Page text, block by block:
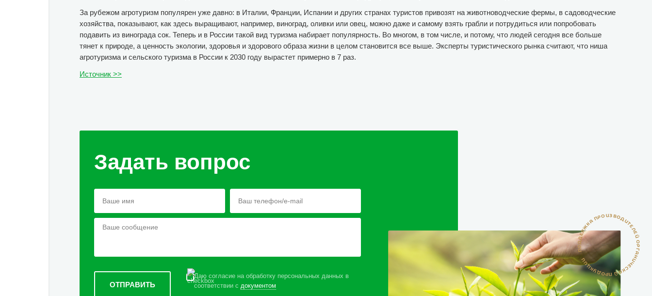
За рубежом агротуризм популярен уже давно: в Италии, Франции, Испании и других странах туристов привозят на животноводческие фермы, в садоводческие
хозяйства, показывают, как здесь выращивают, например, виноград, оливки или овец, можно даже и самому взять грабли и потрудиться или попробовать
подавить из винограда сок. Теперь и в России такой вид туризма набирает популярность. Во многом, в том числе, и потому, что людей сегодня все больше
тянет к природе, а ценность экологии, здоровья и здорового образа жизни в целом становится все выше. Эксперты туристического рынка считают, что ниша
агротуризма и сельского туризма в России к 2030 году вырастет примерно в 7 раз.
Источник >>
Задать вопрос
Даю согласие на обработку персональных данных в
соответствии с документом